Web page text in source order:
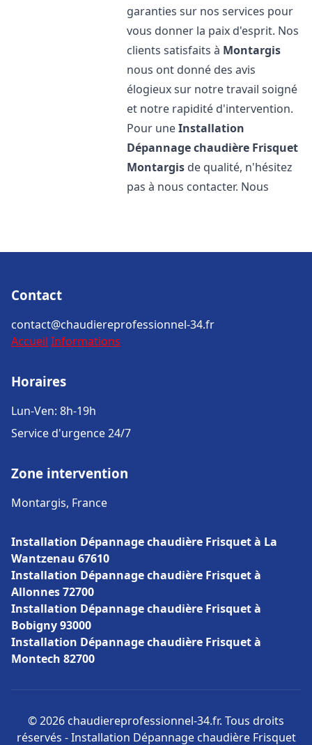
garanties sur nos services pour
vous donner la paix d'esprit. Nos
clients satisfaits à Montargis
nous ont donné des avis
élogieux sur notre travail soigné
et notre rapidité d'intervention.
Pour uneInstallation
Dépannage chaudière Frisquet
Montargis de qualité, n'hésitez
pas à nous contacter. Nous
Contact
contact@chaudiereprofessionnel-34.fr
Accueil Informations
Horaires
Lun-Ven: 8h-19h
Service d'urgence 24/7
Zone intervention
Montargis, France
Installation Dépannage chaudière Frisquet à La
Wantzenau 67610
Installation Dépannage chaudière Frisquet à
Allonnes 72700
Installation Dépannage chaudière Frisquet à
Bobigny 93000
Installation Dépannage chaudière Frisquet à
Montech 82700
© 2026 chaudiereprofessionnel-34.fr. Tous droits
réservés - Installation Dépannage chaudière Frisquet